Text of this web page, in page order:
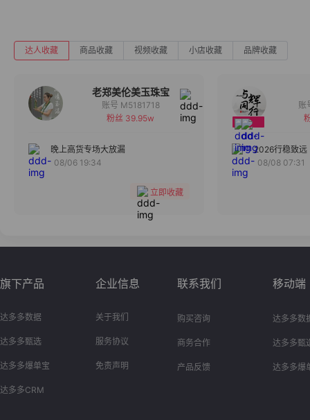
达人收藏 商品收藏 视频收藏 小店收藏 品牌收藏
老郑美伦美玉珠宝
备注
分组
账号 M5181718
粉丝 39.95w
晚上高货专场大放漏
08/06 19:34
立即收藏
2026行稳致远
08/08 07:31
旗下产品
达多多数据
达多多甄选
达多多爆单宝
达多多CRM
企业信息
关于我们
服务协议
免责声明
联系我们
购买咨询
商务合作
产品反馈
移动端
达多多数
达多多甄
达多多爆